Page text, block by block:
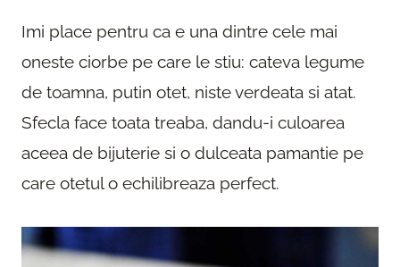
Imi place pentru ca e una dintre cele mai
oneste ciorbe pe care le stiu: cateva legume
de toamna, putin otet, niste verdeata si atat.
Sfecla face toata treaba, dandu-i culoarea
aceea de bijuterie si o dulceata pamantie pe
care otetul o echilibreaza perfect.